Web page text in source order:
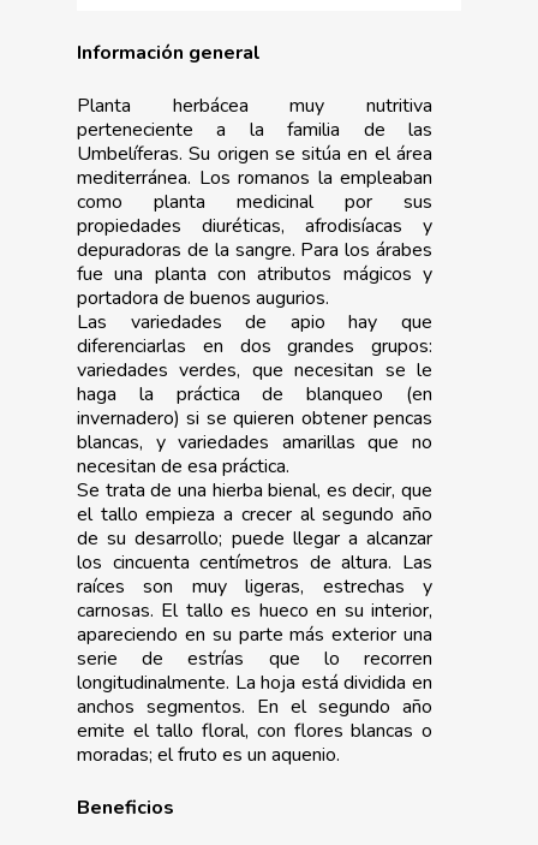
Información general
Planta herbácea muy nutritiva
perteneciente a la familia de las
Umbelíferas. Su origen se sitúa en el área
mediterránea. Los romanos la empleaban
como planta medicinal por sus
propiedades diuréticas, afrodisíacas y
depuradoras de la sangre. Para los árabes
fue una planta con atributos mágicos y
portadora de buenos augurios.
Las variedades de apio hay que
diferenciarlas en dos grandes grupos:
variedades verdes, que necesitan se le
haga la práctica de blanqueo (en
invernadero) si se quieren obtener pencas
blancas, y variedades amarillas que no
necesitan de esa práctica.
Se trata de una hierba bienal, es decir, que
el tallo empieza a crecer al segundo año
de su desarrollo; puede llegar a alcanzar
los cincuenta centímetros de altura. Las
raíces son muy ligeras, estrechas y
carnosas. El tallo es hueco en su interior,
apareciendo en su parte más exterior una
serie de estrías que lo recorren
longitudinalmente. La hoja está dividida en
anchos segmentos. En el segundo año
emite el tallo floral, con flores blancas o
moradas; el fruto es un aquenio.
Beneficios